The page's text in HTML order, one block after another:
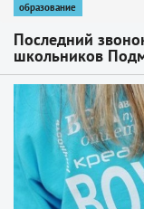
образование
Последний
школьников